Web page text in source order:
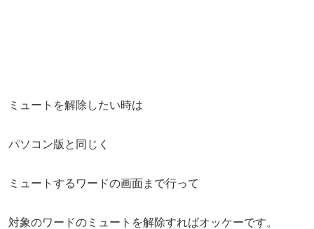
ミュートを解除したい時は
パソコン版と同じく
ミュートするワードの画面まで行って
対象のワードのミュートを解除すればオッケーです。